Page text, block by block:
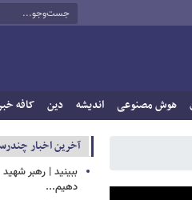
هوش مصنوعی اندیشه دین کافه
آخرین اخبار
ببینید | رهبر شهید
دهیم...